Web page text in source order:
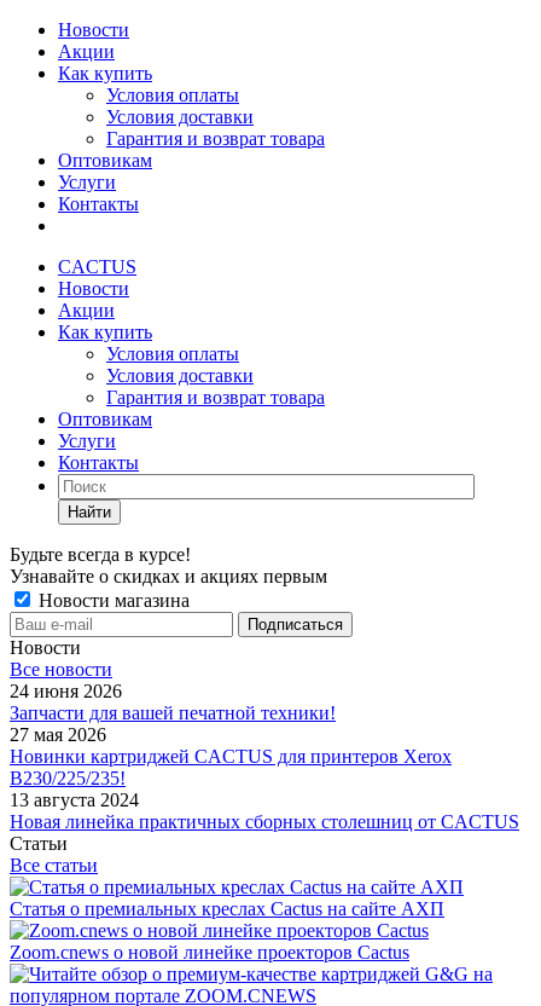
Новости
Акции
Как купить
Условия оплаты
Условия доставки
Гарантия и возврат товара
Оптовикам
Услуги
Контакты
CACTUS
Новости
Акции
Как купить
Условия оплаты
Условия доставки
Гарантия и возврат товара
Оптовикам
Услуги
Контакты
Найти
Будьте всегда в курсе!
Узнавайте о скидках и акциях первым
Новости магазина
Новости
Все новости
24 июня 2026
Запчасти для вашей печатной техники!
27 мая 2026
Новинки картриджей CACTUS для принтеров Xerox
B230/225/235!
13 августа 2024
Новая линейка практичных сборных столешниц от CACTUS
Статьи
Все статьи
Статья о премиальных креслах Cactus на сайте АХП
Zoom.cnews о новой линейке проекторов Cactus